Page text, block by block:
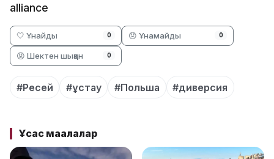
alliance
🤍 Ұнайды 0 😞 Ұнамайды 0
😡 Шектен шыққан 0
#Ресей #ұстау #Польша #диверсия
Ұқсас мақалалар